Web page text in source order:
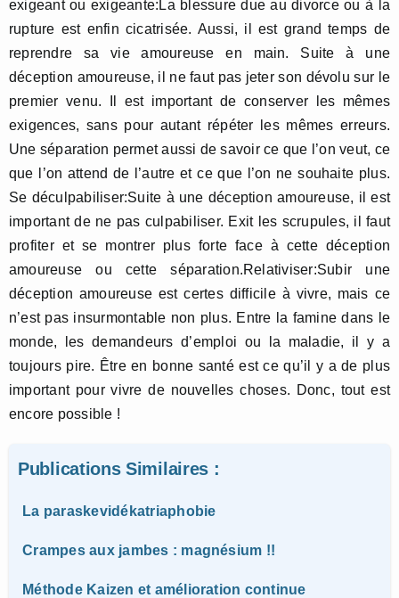
exigeant ou exigeante:La blessure due au divorce ou à la
rupture est enfin cicatrisée. Aussi, il est grand temps de
reprendre sa vie amoureuse en main. Suite à une
déception amoureuse, il ne faut pas jeter son dévolu sur le
premier venu. Il est important de conserver les mêmes
exigences, sans pour autant répéter les mêmes erreurs.
Une séparation permet aussi de savoir ce que l’on veut, ce
que l’on attend de l’autre et ce que l’on ne souhaite plus.
Se déculpabiliser:Suite à une déception amoureuse, il est
important de ne pas culpabiliser. Exit les scrupules, il faut
profiter et se montrer plus forte face à cette déception
amoureuse ou cette séparation.Relativiser:Subir une
déception amoureuse est certes difficile à vivre, mais ce
n’est pas insurmontable non plus. Entre la famine dans le
monde, les demandeurs d’emploi ou la maladie, il y a
toujours pire. Être en bonne santé est ce qu’il y a de plus
important pour vivre de nouvelles choses. Donc, tout est
encore possible !
Publications Similaires :
La paraskevidékatriaphobie
Crampes aux jambes : magnésium !!
Méthode Kaizen et amélioration continue